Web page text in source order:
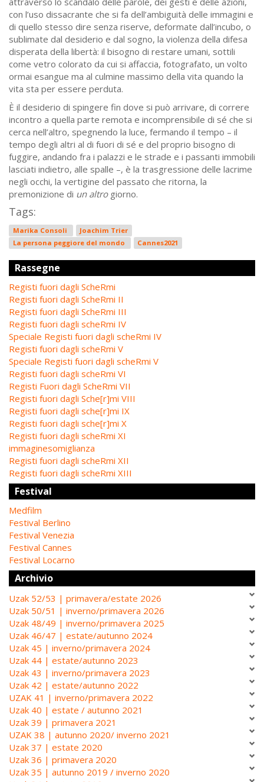
con l’uso dissacrante che si fa dell’ambiguità delle immagini e
di quello stesso dire senza riserve, deformate dall’incubo, o
sublimate dal desiderio e dal sogno, la violenza della difesa
disperata della libertà: il bisogno di restare umani, sottili
come vetro colorato da cui si affaccia, fotografato, un volto
ormai esangue ma al culmine massimo della vita quando la
vita sta per essere perduta.
È il desiderio di spingere fin dove si può arrivare, di correre
incontro a quella parte remota e incomprensibile di sé che si
cerca nell’altro, spegnendo la luce, fermando il tempo – il
tempo degli altri al di fuori di sé e del proprio bisogno di
fuggire, andando fra i palazzi e le strade e i passanti immobili
lasciati indietro, alle spalle –, è la trasgressione delle lacrime
negli occhi, la vertigine del passato che ritorna, la
premonizione di un altrogiorno.
Tags:
Marika Consoli
Joachim Trier
La persona peggiore del mondo
Cannes2021
Rassegne
Registi fuori dagli ScheRmi
Registi fuori dagli ScheRmi II
Registi fuori dagli ScheRmi III
Registi fuori dagli scheRmi IV
Speciale Registi fuori dagli scheRmi IV
Registi fuori dagli scheRmi V
Speciale Registi fuori dagli scheRmi V
Registi fuori dagli scheRmi VI
Registi Fuori dagli ScheRmi VII
Registi fuori dagli Sche[r]mi VIII
Registi fuori dagli sche[r]mi IX
Registi fuori dagli sche[r]mi X
Registi fuori dagli scheRmi XI
immaginesomiglianza
Registi fuori dagli scheRmi XII
Registi fuori dagli scheRmi XIII
Festival
Medfilm
Festival Berlino
Festival Venezia
Festival Cannes
Festival Locarno
Archivio
Uzak 52/53 | primavera/estate 2026
Uzak 50/51 | inverno/primavera 2026
Uzak 48/49 | inverno/primavera 2025
Uzak 46/47 | estate/autunno 2024
Uzak 45 | inverno/primavera 2024
Uzak 44 | estate/autunno 2023
Uzak 43 | inverno/primavera 2023
Uzak 42 | estate/autunno 2022
UZAK 41 | inverno/primavera 2022
Uzak 40 | estate / autunno 2021
Uzak 39 | primavera 2021
UZAK 38 | autunno 2020/ inverno 2021
Uzak 37 | estate 2020
Uzak 36 | primavera 2020
Uzak 35 | autunno 2019 / inverno 2020